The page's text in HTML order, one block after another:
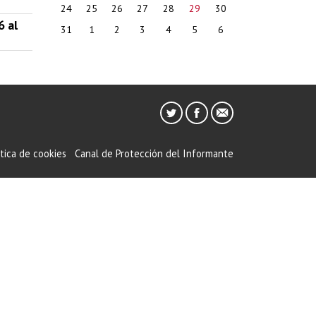
al
24
25 26 27 28 29
30
31
1 2 3 4 5 6
de cookies Canal de Protección del Informante